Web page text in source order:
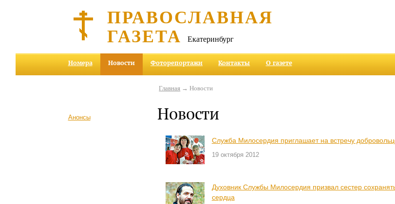
ПРАВОСЛАВНАЯ
ГАЗЕТА Екатеринбург
Номера Новости Фоторепортажи Контакты О газете
Анонсы
Главная → Новости
Новости
Служба Милосердия приглашает на встречу
19 октября 2012
Духовник Службы Милосердия призвал сестер
сердца